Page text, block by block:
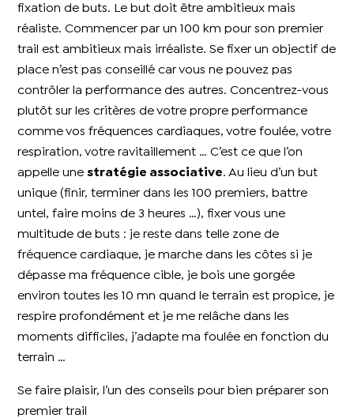
fixation de buts. Le but doit être ambitieux mais
réaliste. Commencer par un 100 km pour son premier
trail est ambitieux mais irréaliste. Se fixer un objectif de
place n’est pas conseillé car vous ne pouvez pas
contrôler la performance des autres. Concentrez-vous
plutôt sur les critères de votre propre performance
comme vos fréquences cardiaques, votre foulée, votre
respiration, votre ravitaillement … C’est ce que l’on
appelle unestratégie associative. Au lieu d’un but
unique (finir, terminer dans les 100 premiers, battre
untel, faire moins de 3 heures …), fixer vous une
multitude de buts : je reste dans telle zone de
fréquence cardiaque, je marche dans les côtes si je
dépasse ma fréquence cible, je bois une gorgée
environ toutes les 10 mn quand le terrain est propice, je
respire profondément et je me relâche dans les
moments difficiles, j’adapte ma foulée en fonction du
terrain …
Se faire plaisir, l’un des conseils pour bien préparer son
premier trail